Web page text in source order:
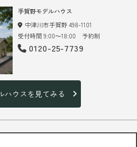
手賀野モデルハウス
中津川市手賀野 498-1101
受付時間 9:00～18:00 予約制
0120-25-7739
ハウスを見てみる